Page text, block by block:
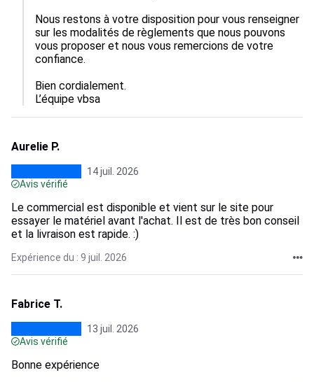
Nous restons à votre disposition pour vous renseigner
sur les modalités de règlements que nous pouvons
vous proposer et nous vous remercions de votre
confiance.
Bien cordialement.
L’équipe vbsa
Aurelie P.
14 juil. 2026
Avis vérifié
Le commercial est disponible et vient sur le site pour
essayer le matériel avant l'achat. Il est de très bon conseil
et la livraison est rapide. :)
Expérience du : 9 juil. 2026
Fabrice T.
13 juil. 2026
Avis vérifié
Bonne expérience